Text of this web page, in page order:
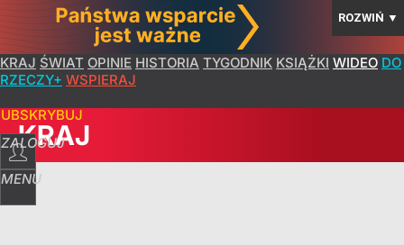
ROZWIŃ ▼
KRAJ ŚWIAT OPINIE HISTORIA TYGODNIK KSIĄŻKI WIDEO DO
RZECZY+ WSPIERAJ
ZALOGUJ
MENU
KRAJ